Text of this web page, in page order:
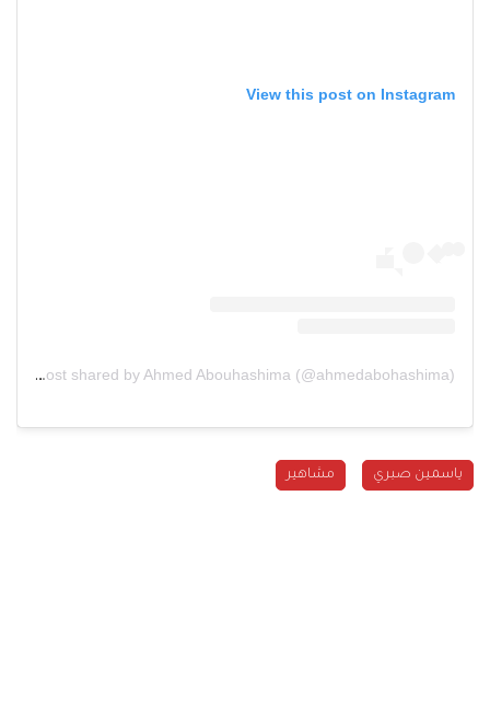
View this post on Instagram
A post shared by Ahmed Abouhashima (@ahmedabohashima)
ياسمين صبري مشاهير